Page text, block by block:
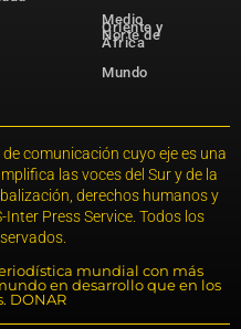
Medio
Oriente y
Norte de
África
Mundo
comunicación cuyo eje es una
las voces del Sur y de la
derechos humanos y
Press Service. Todos los
mundial con más
en desarrollo que en los
DONAR